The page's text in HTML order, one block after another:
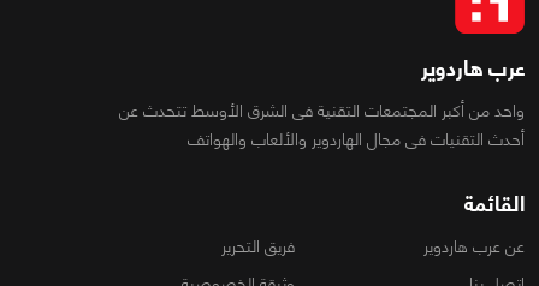
عرب هاردوير
واحد من أكبر المجتمعات التقنية فى الشرق الأوسط تتحدث عن
أحدث التقنيات فى مجال الهاردوير والألعاب والهواتف
القائمة
عن عرب هاردوير
فريق التحرير